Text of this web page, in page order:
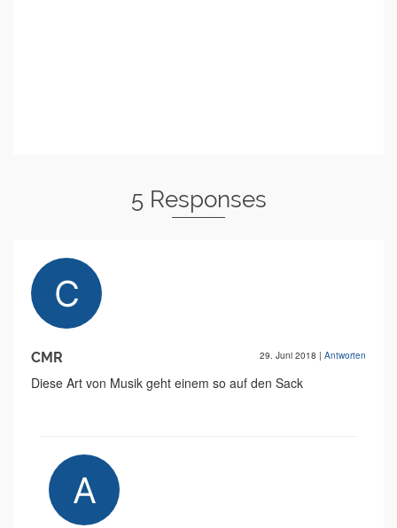
5 Responses
CMR 29. Juni 2018 | Antworten
Diese Art von Musik geht einem so auf den Sack